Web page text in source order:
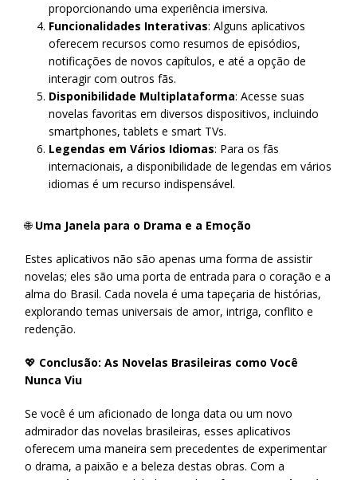
proporcionando uma experiência imersiva.
Funcionalidades Interativas: Alguns aplicativos
oferecem recursos como resumos de episódios,
notificações de novos capítulos, e até a opção de
interagir com outros fãs.
Disponibilidade Multiplataforma: Acesse suas
novelas favoritas em diversos dispositivos, incluindo
smartphones, tablets e smart TVs.
Legendas em Vários Idiomas: Para os fãs
internacionais, a disponibilidade de legendas em vários
idiomas é um recurso indispensável.
🌐 Uma Janela para o Drama e a Emoção
Estes aplicativos não são apenas uma forma de assistir
novelas; eles são uma porta de entrada para o coração e a
alma do Brasil. Cada novela é uma tapeçaria de histórias,
explorando temas universais de amor, intriga, conflito e
redenção.
💖 Conclusão: As Novelas Brasileiras como Você
Nunca Viu
Se você é um aficionado de longa data ou um novo
admirador das novelas brasileiras, esses aplicativos
oferecem uma maneira sem precedentes de experimentar
o drama, a paixão e a beleza destas obras. Com a